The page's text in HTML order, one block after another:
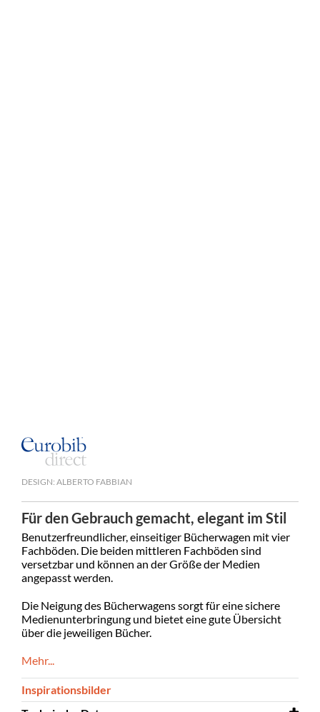
DESIGN: ALBERTO FABBIAN
Für den Gebrauch gemacht, elegant im Stil
Benutzerfreundlicher, einseitiger Bücherwagen mit vier
Fachböden. Die beiden mittleren Fachböden sind
versetzbar und können an der Größe der Medien
angepasst werden.
Die Neigung des Bücherwagens sorgt für eine sichere
Medienunterbringung und bietet eine gute Übersicht
über die jeweiligen Bücher.
Mehr...
Inspirationsbilder